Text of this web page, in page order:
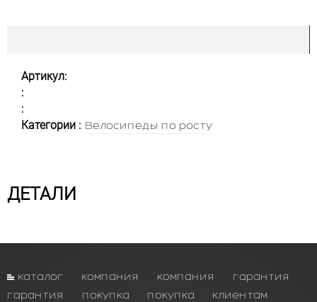
Артикул:
:
:
Категории : Велосипеды по росту
ДЕТАЛИ
каталог компания компания
гарантия
гарантия
покупка покупка
клиентам